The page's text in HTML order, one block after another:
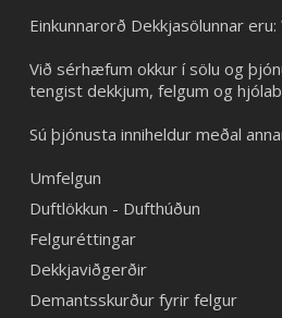
Einkunnarorð Dekkjasölunnar eru:
Við sérhæfum okkur í sölu og
tengist dekkjum, felgum og
Sú þjónusta inniheldur meðal
Umfelgun
Duftlökkun - Dufthúðun
Felguréttingar
Dekkjaviðgerðir
Demantsskurður fyrir felgur